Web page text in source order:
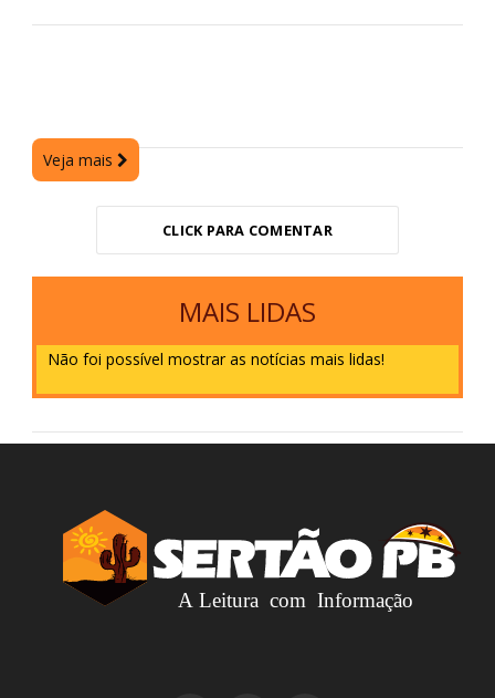
Veja mais
CLICK PARA COMENTAR
MAIS LIDAS
Não foi possível mostrar as notícias mais lidas!